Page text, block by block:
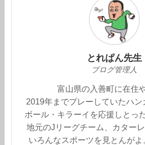
とれぱん先生
ブログ管理人
富山県の入善町に在住
2019年までプレーしていたハ
ボール・キラーイを応援しとっ
地元のJリーグチーム、カターレ
いろんなスポーツを見とんが